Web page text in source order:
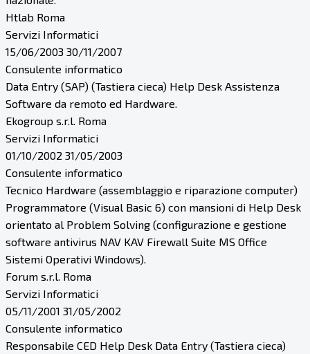
Htlab Roma
Servizi Informatici
15/06/2003 30/11/2007
Consulente informatico
Data Entry (SAP) (Tastiera cieca) Help Desk Assistenza
Software da remoto ed Hardware.
Ekogroup s.r.l. Roma
Servizi Informatici
01/10/2002 31/05/2003
Consulente informatico
Tecnico Hardware (assemblaggio e riparazione computer)
Programmatore (Visual Basic 6) con mansioni di Help Desk
orientato al Problem Solving (configurazione e gestione
software antivirus NAV KAV Firewall Suite MS Office
Sistemi Operativi Windows).
Forum s.r.l. Roma
Servizi Informatici
05/11/2001 31/05/2002
Consulente informatico
Responsabile CED Help Desk Data Entry (Tastiera cieca)